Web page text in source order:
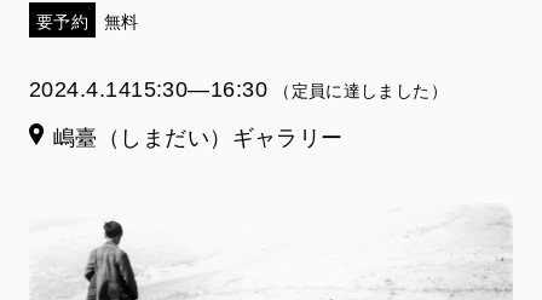
要予約 無料
2024.4.1415:30―16:30 （定員に達しました）
嶋臺（しまだい）ギャラリー